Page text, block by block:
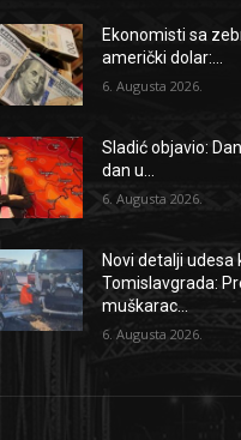
Ekonomisti sa
američki dolar:...
6. Augusta 2026.
Sladić objavio:
dan u...
6. Augusta 2026.
Novi detalji udesa
Tomislavgrada:
muškarac...
6. Augusta 2026.